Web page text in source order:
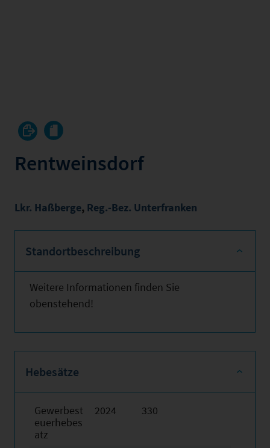
Rentweinsdorf
Lkr. Haßberge, Reg.-Bez. Unterfranken
Standortbeschreibung
Weitere Informationen finden Sie
obenstehend!
Hebesätze
Gewerbest
euerhebes
atz
2024 330